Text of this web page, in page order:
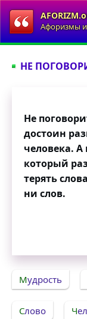
Афоризмы и
НЕ
Не
достоин
человека. А
который
терять
ни слов.
Мудрость
Слово